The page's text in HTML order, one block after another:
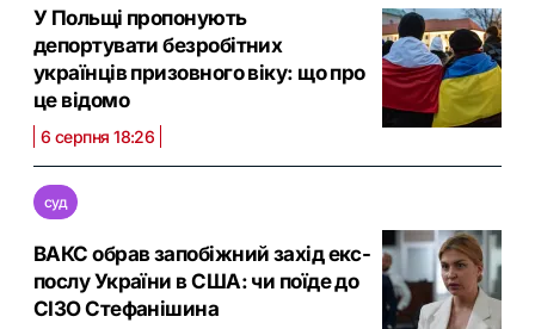
У Польщі пропонують
депортувати безробітних
українців призовного віку: що про
це відомо
6 серпня 18:26
суд
ВАКС обрав запобіжний захід екс-
послу України в США: чи поїде до
СІЗО Стефанішина